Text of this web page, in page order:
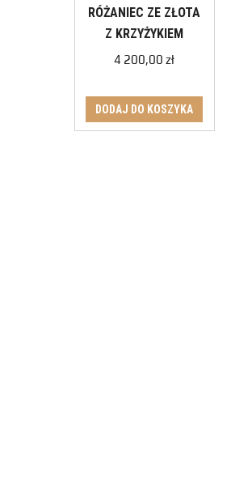
RÓŻANIEC ZE ZŁOTA
Z KRZYŻYKIEM
4 200,00zł
DODAJ DO KOSZYKA